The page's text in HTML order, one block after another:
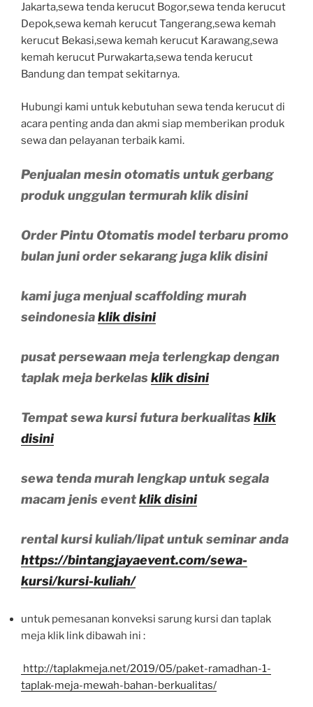
Jakarta,sewa tenda kerucut Bogor,sewa tenda kerucut
Depok,sewa kemah kerucut Tangerang,sewa kemah
kerucut Bekasi,sewa kemah kerucut Karawang,sewa
kemah kerucut Purwakarta,sewa tenda kerucut
Bandung dan tempat sekitarnya.
Hubungi kami untuk kebutuhan sewa tenda kerucut di
acara penting anda dan akmi siap memberikan produk
sewa dan pelayanan terbaik kami.
Penjualan mesin otomatis untuk gerbang
produk unggulan termurah klik disini
Order Pintu Otomatis model terbaru promo
bulan juni order sekarang juga klik disini
kami juga menjual scaffolding murah
seindonesiaklik disini
pusat persewaan meja terlengkap dengan
taplak meja berkelas klik disini
Tempat sewa kursi futura berkualitas klik
disini
sewa tenda murah lengkap untuk segala
macam jenis eventklik disini
rental kursi kuliah/lipat untuk seminar anda
https://bintangjayaevent.com/sewa-
kursi/kursi-kuliah/
untuk pemesanan konveksi sarung kursi dan taplak
meja klik link dibawah ini :
http://taplakmeja.net/2019/05/paket-ramadhan-1-
taplak-meja-mewah-bahan-berkualitas/